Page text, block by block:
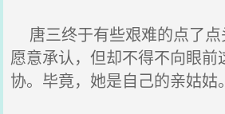
唐三终于有些艰难的点了点
愿意承认，但却不得不向眼前
协。毕竟，她是自己的亲姑姑。